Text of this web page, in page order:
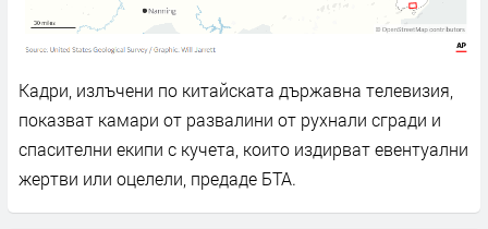
Кадри, излъчени по китайската държавна телевизия,
показват камари от развалини от рухнали сгради и
спасителни екипи с кучета, които издирват евентуални
жертви или оцелели, предаде БТА.